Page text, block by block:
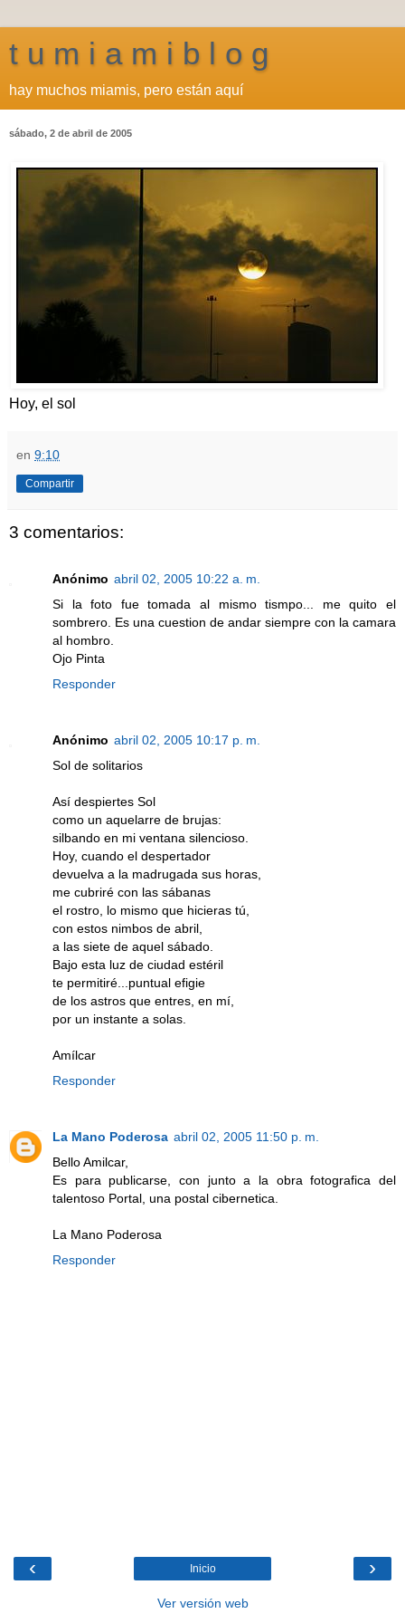
t u m i a m i b l o g
hay muchos miamis, pero están aquí
sábado, 2 de abril de 2005
Hoy, el sol
en 9:10
Compartir
3 comentarios:
Anónimo abril 02, 2005 10:22 a. m.
Si la foto fue tomada al mismo tismpo... me quito el
sombrero. Es una cuestion de andar siempre con la camara
al hombro.
Ojo Pinta
Responder
Anónimo abril 02, 2005 10:17 p. m.
Sol de solitarios
Así despiertes Sol
como un aquelarre de brujas:
silbando en mi ventana silencioso.
Hoy, cuando el despertador
devuelva a la madrugada sus horas,
me cubriré con las sábanas
el rostro, lo mismo que hicieras tú,
con estos nimbos de abril,
a las siete de aquel sábado.
Bajo esta luz de ciudad estéril
te permitiré...puntual efigie
de los astros que entres, en mí,
por un instante a solas.
Amílcar
Responder
La Mano Poderosa abril 02, 2005 11:50 p. m.
Bello Amilcar,
Es para publicarse, con junto a la obra fotografica del
talentoso Portal, una postal cibernetica.
La Mano Poderosa
Responder
‹ ›
Inicio
Ver versión web